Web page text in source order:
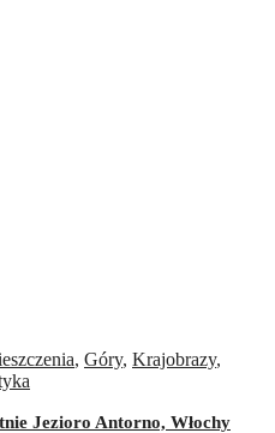
, Góry, Krajobrazy,
Jezioro Antorno, Włochy